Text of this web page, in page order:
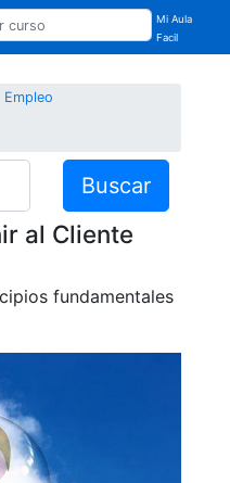
Mi Aula
Facil
Empleo
Buscar
al Cliente
fundamentales